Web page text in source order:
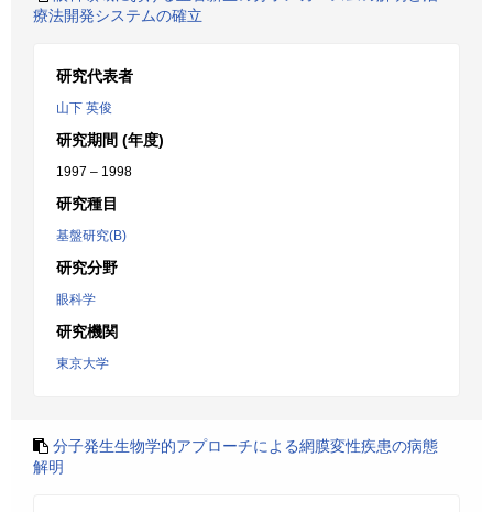
療法開発システムの確立
研究代表者
山下 英俊
研究期間 (年度)
1997 – 1998
研究種目
基盤研究(B)
研究分野
眼科学
研究機関
東京大学
分子発生生物学的アプローチによる網膜変性疾患の病態
解明